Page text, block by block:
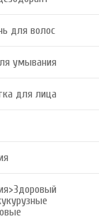
для волос
умывания
для лица